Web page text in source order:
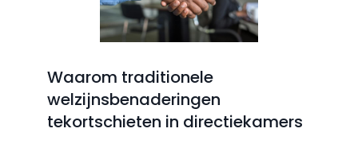
Waarom traditionele
welzijnsbenaderingen
tekortschieten in directiekamers